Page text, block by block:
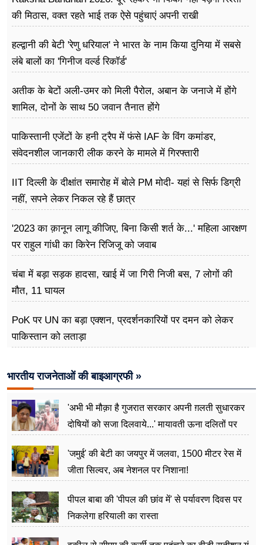
की मिठास, वक्त रहते भाई तक ऐसे पहुंचाएं अपनी राखी
हल्द्वानी की बेटी 'रेणु धरियाल' ने भारत के नाम किया दुनिया में सबसे
लंबे बालों का 'गिनीज वर्ल्ड रिकॉर्ड'
अतीक के बेटों अली-उमर को मिली पैरोल, अबान के जनाजे में होंगे
शामिल, दोनों के साथ 50 जवान तैनात होंगे
पाकिस्तानी एजेंटों के हनी ट्रैप में फंसे IAF के विंग कमांडर,
संवेदनशील जानकारी लीक करने के मामले में गिरफ्तारी
IIT दिल्ली के दीक्षांत समारोह में बोले PM मोदी- यहां से सिर्फ डिग्री
नहीं, सपने लेकर निकल रहे हैं छात्र
'2023 का क़ानून लागू कीजिए, बिना किसी शर्त के...' महिला आरक्षण
पर राहुल गांधी का किरेन रिजिजू को जवाब
चंबा में बड़ा सड़क हादसा, खाई में जा गिरी निजी बस, 7 लोगों की
मौत, 11 घायल
PoK पर UN का बड़ा एक्शन, प्रदर्शनकारियों पर दमन को लेकर
पाकिस्तान को लताड़ा
भारतीय राजनेताओं की बाइआग्रफी »
'अभी भी मौक़ा है गुजरात सरकार अपनी ग़लती सुधारकर
दोषियों को सजा दिलवाये...' मायावती ऊना दलितों पर
'जमुई' की बेटी का जयपुर में जलवा, 1500 मीटर रेस में
जीता सिल्वर, अब नेशनल पर निशाना!
पीपल बाबा की 'पीपल की छांव में' से पर्यावरण दिवस पर
निकलेगा हरियाली का रास्ता